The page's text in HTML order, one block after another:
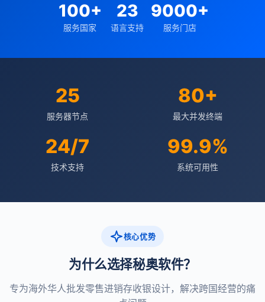
100+
服务国家
23
语言支持
9000+
服务门店
25
服务器节点
80+
最大并发终端
24/7
技术支持
99.9%
系统可用性
核心优势
为什么选择秘奥软件？
专为海外华人批发零售进销存收银设计，解决跨国经营的痛